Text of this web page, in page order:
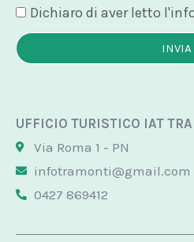
Dichiaro di aver letto
INVIA
UFFICIO TURISTICO IAT
Via Roma 1 - PN
infotramonti@gmail.com
0427 869412